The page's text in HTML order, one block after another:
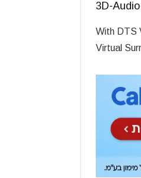
3D-
With DTS
Virtual